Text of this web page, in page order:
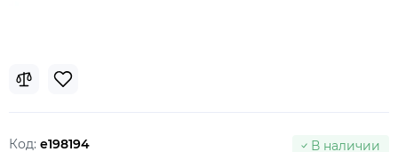
Код: e198194 В наличии